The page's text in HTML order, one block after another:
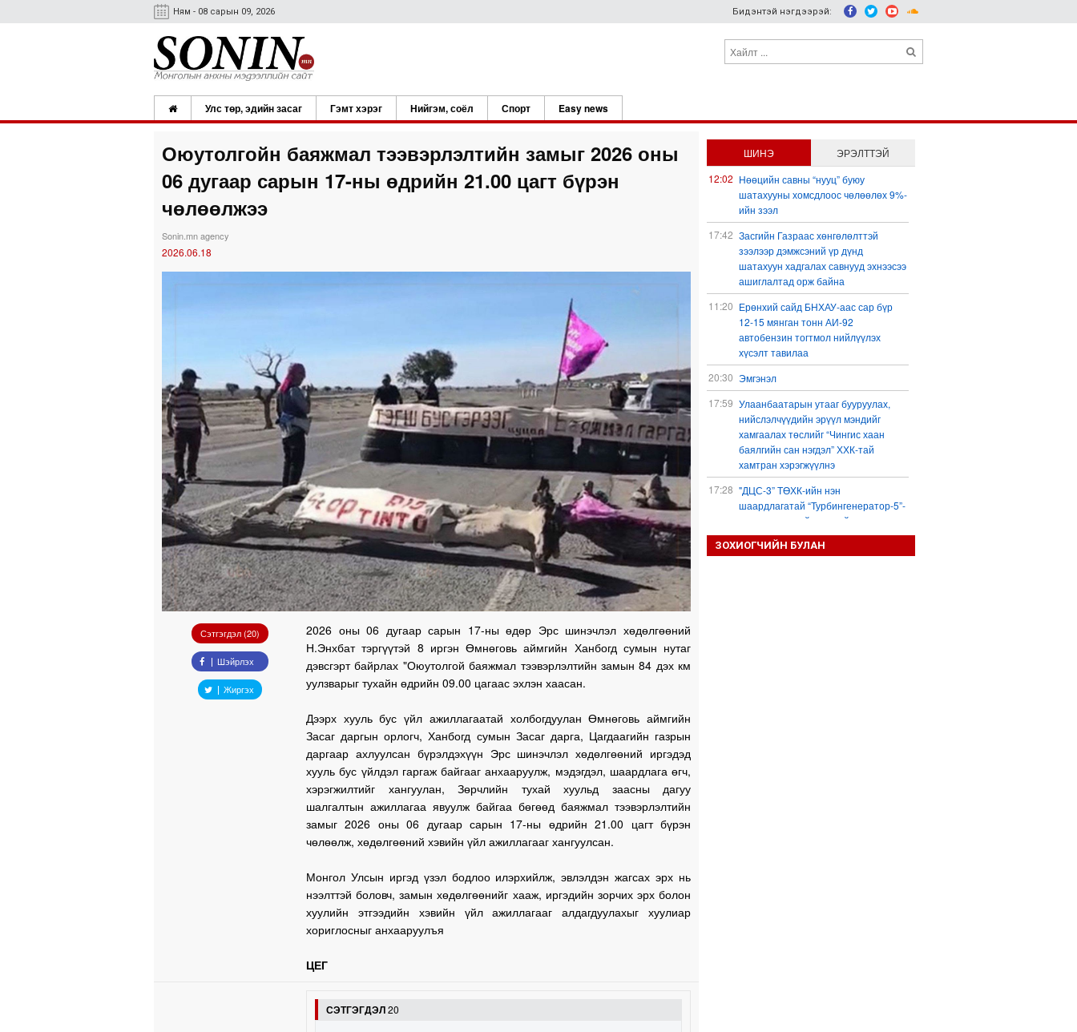
Ням - 08 сарын 09, 2026 Бидэнтэй нэгдээрэй:
Улс төр, эдийн засаг Гэмт хэрэг Нийгэм, соёл Спорт Easy news
Оюутолгойн баяжмал тээвэрлэлтийн замыг 2026 оны
06 дугаар сарын 17-ны өдрийн 21.00 цагт бүрэн
чөлөөлжээ
Sonin.mn agency
2026.06.18
Сэтгэгдэл (20)
Шэйрлэх
Жиргэх
2026 оны 06 дугаар сарын 17-ны өдөр Эрс шинэчлэл хөдөлгөөний
Н.Энхбат тэргүүтэй 8 иргэн Өмнөговь аймгийн Ханбогд сумын нутаг
дэвсгэрт байрлах "Оюутолгой баяжмал тээвэрлэлтийн замын 84 дэх км
уулзварыг тухайн өдрийн 09.00 цагаас эхлэн хаасан.
Дээрх хууль бус үйл ажиллагаатай холбогдуулан Өмнөговь аймгийн
Засаг даргын орлогч, Ханбогд сумын Засаг дарга, Цагдаагийн газрын
даргаар ахлуулсан бүрэлдэхүүн Эрс шинэчлэл хөдөлгөөний иргэдэд
хууль бус үйлдэл гаргаж байгааг анхааруулж, мэдэгдэл, шаардлага өгч,
хэрэгжилтийг хангуулан, Зөрчлийн тухай хуульд заасны дагуу
шалгалтын ажиллагаа явуулж байгаа бөгөөд баяжмал тээвэрлэлтийн
замыг 2026 оны 06 дугаар сарын 17-ны өдрийн 21.00 цагт бүрэн
чөлөөлж, хөдөлгөөний хэвийн үйл ажиллагааг хангуулсан.
Монгол Улсын иргэд үзэл бодлоо илэрхийлж, эвлэлдэн жагсах эрх нь
нээлттэй боловч, замын хөдөлгөөнийг хааж, иргэдийн зорчих эрх болон
хуулийн этгээдийн хэвийн үйл ажиллагааг алдагдуулахыг хуулиар
хориглосныг анхааруулъя
ЦЕГ
СЭТГЭГДЭЛ20
ШИНЭ
ЭРЭЛТТЭЙ
12:02 Нөөцийн савны “нууц” буюу
шатахууны хомсдлоос чөлөөлөх 9%-
ийн зээл
17:42 Засгийн Газраас хөнгөлөлттэй
зээлээр дэмжсэний үр дүнд
шатахуун хадгалах савнууд эхнээсээ
ашиглалтад орж байна
11:20 Ерөнхий сайд БНХАУ-аас сар бүр
12-15 мянган тонн АИ-92
автобензин тогтмол нийлүүлэх
хүсэлт тавилаа
20:30 Эмгэнэл
17:59 Улаанбаатарын утааг бууруулах,
нийслэлчүүдийн эрүүл мэндийг
хамгаалах төслийг “Чингис хаан
баялгийн сан нэгдэл” ХХК-тай
хамтран хэрэгжүүлнэ
17:28 "ДЦС-3” ТӨХК-ийн нэн
шаардлагатай “Турбингенератор-5”-
ын шинэчлэлийн төсвийг
шийдвэрлэхээр болов
16:25
ЗОХИОГЧИЙН БУЛАН